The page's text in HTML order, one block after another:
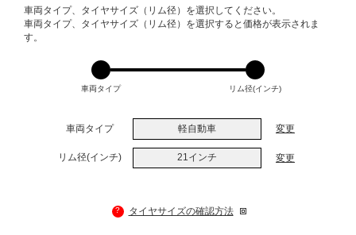
VARIATIONS
車両タイプ、タイヤサイズ（リム径）を選択してください。
車両タイプ、タイヤサイズ（リム径）を選択すると価格が表示されま
す。
車両タイプ リム径(インチ)
車両タイプ 軽自動車 変更
リム径(インチ) 21インチ 変更
? タイヤサイズの確認方法